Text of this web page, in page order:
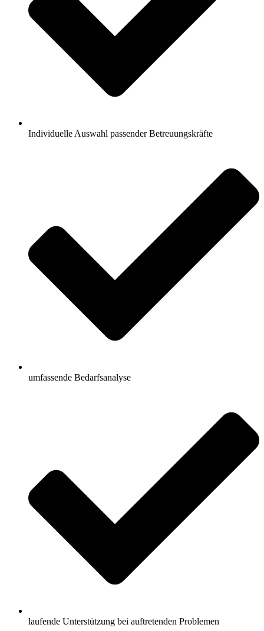
Individuelle Auswahl passender Betreuungskräfte
umfassende Bedarfsanalyse
laufende Unterstützung bei auftretenden Problemen